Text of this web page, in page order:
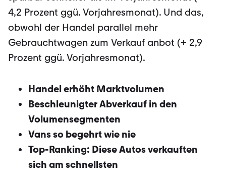
4,2 Prozent ggü. Vorjahresmonat). Und das,
obwohl der Handel parallel mehr
Gebrauchtwagen zum Verkauf anbot (+ 2,9
Prozent ggü. Vorjahresmonat).
Handel erhöht Marktvolumen
Beschleunigter Abverkauf in den
Volumensegmenten
Vans so begehrt wie nie
Top-Ranking: Diese Autos verkauften
sich am schnellsten